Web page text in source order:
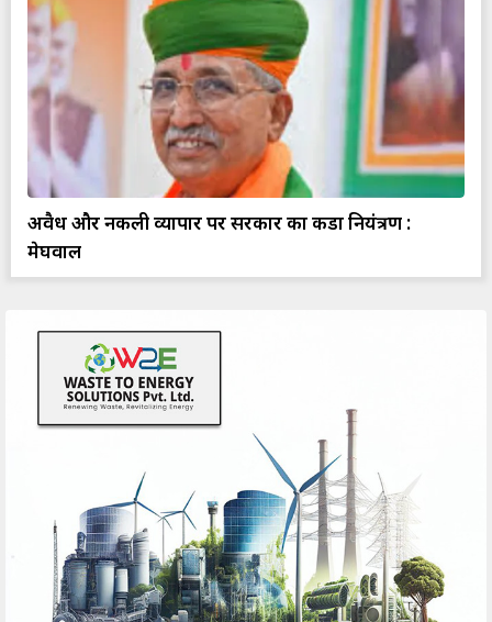
अवैध और नकली व्यापार पर सरकार का कडा नियंत्रण :
मेघवाल